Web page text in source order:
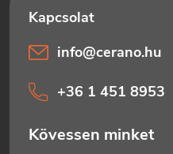
info@cerano.hu
+36 1 451 8953